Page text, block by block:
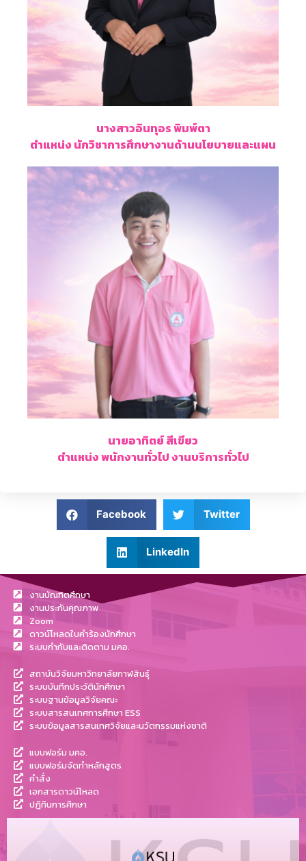
นางสาวอินทุอร พิมพ์ตา
ตำแหน่ง นักวิชาการศึกษางานด้านนโยบายและแผน
นายอาทิตย์ สีเขียว
ตำแหน่ง พนักงานทั่วไป งานบริการทั่วไป
Facebook Twitter
LinkedIn
งานบัณฑิตศึกษา
งานประกันคุณภาพ
Zoom
ดาวน์โหลดใบคำร้องนักศึกษา
ระบบกำกับและติดตาม มคอ.
สถาบันวิจัยมหาวิทยาลัยกาฬสินธุ์
ระบบบันทึกประวัตินักศึกษา
ระบบฐานข้อมูลวิจัยคณะ
ระบบสารสนเทศการศึกษา ESS
ระบบข้อมูลสารสนเทศวิจัยและนวัตกรรมแห่งชาติ
แบบฟอร์ม มคอ.
แบบฟอร์มจัดทำหลักสูตร
คำสั่ง
เอกสารดาวน์โหลด
ปฎิทินการศึกษา